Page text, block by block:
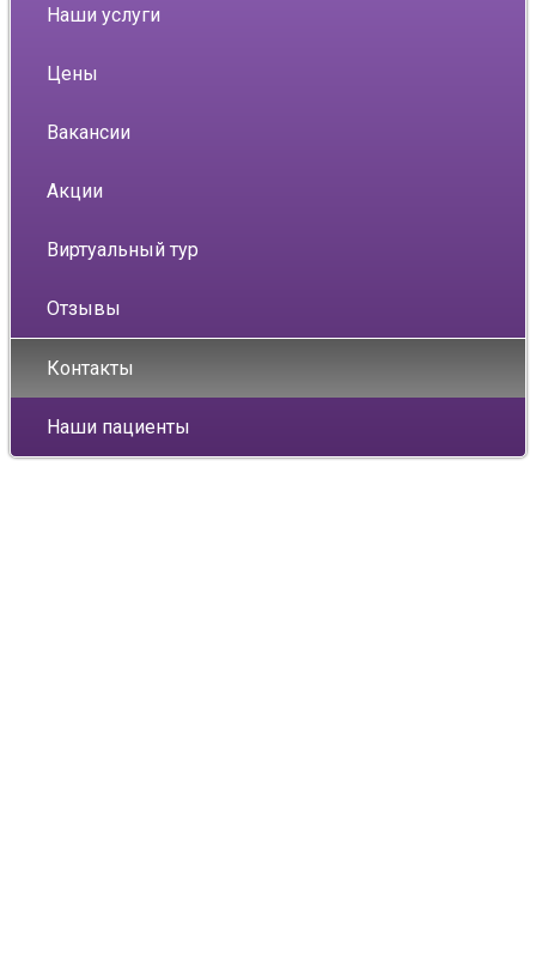
Наши услуги
Цены
Вакансии
Акции
Виртуальный тур
Отзывы
Контакты
Наши пациенты